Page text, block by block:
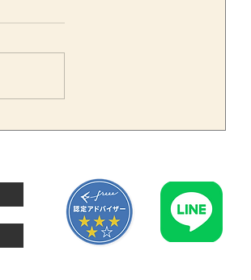
相続で賃貸不動産を引き継い
年末相続で忘れやすい税務手
続きを解説